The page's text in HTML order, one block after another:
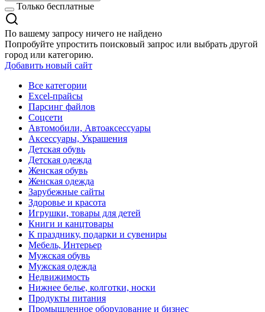
Только бесплатные
По вашему запросу ничего не найдено
Попробуйте упростить поисковый запрос или выбрать другой
город или категорию.
Добавить новый сайт
Все категории
Excel-прайсы
Парсинг файлов
Соцсети
Автомобили, Автоаксессуары
Аксессуары, Украшения
Детская обувь
Детская одежда
Женская обувь
Женская одежда
Зарубежные сайты
Здоровье и красота
Игрушки, товары для детей
Книги и канцтовары
К празднику, подарки и сувениры
Мебель, Интерьер
Мужская обувь
Мужская одежда
Недвижимость
Нижнее белье, колготки, носки
Продукты питания
Промышленное оборудование и бизнес